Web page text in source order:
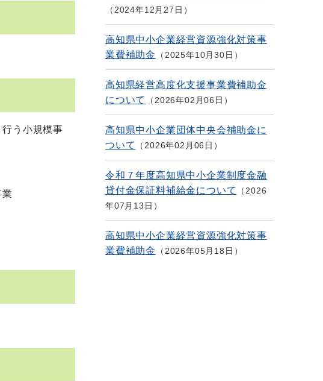
う小規模事
2024年12月27日
高知県中小企業経営資源強化対策事
業費補助金
2025年10月30日
高知県経営高度化支援事業費補助金
について
2026年02月06日
高知県中小企業団体中央会補助金に
ついて
2026年02月06日
令和７年度高知県中小企業制度金融
貸付金保証料補給金について
2026
年07月13日
高知県中小企業経営資源強化対策事
業費補助金
2026年05月18日